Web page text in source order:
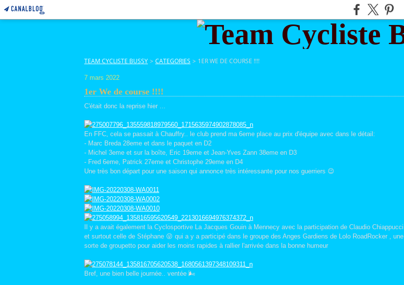
TEAM CYCLISTE BUSSY > CATEGORIES > 1ER WE DE COURSE !!!!
7 mars 2022
1er We de course !!!!
C'était donc la reprise hier ...
En FFC, cela se passait à Chauffry.. le club prend ma 6eme place au prix d'équipe avec dans le détail:
- Marc Breda 28eme et dans le paquet en D2
- Michel 3eme et sur la boîte, Eric 19eme et Jean-Yves Zann 38eme en D3
- Fred 6eme, Patrick 27eme et Christophe 29eme en D4
Une très bon départ pour une saison qui annonce très intéressante pour nos guerriers 😉
Il y a avait également la Cyclosportive La Jacques Gouin à Mennecy avec la participation de Claudio Chiappucci
et surtout celle de Stéphane 😜 qui a y a participé dans le groupe des Anges Gardiens de Lolo RoadRocker , une
sorte de groupetto pour aider les moins rapides à rallier l'arrivée dans la bonne humeur
Bref, une bien belle journée.. ventée 🌬️